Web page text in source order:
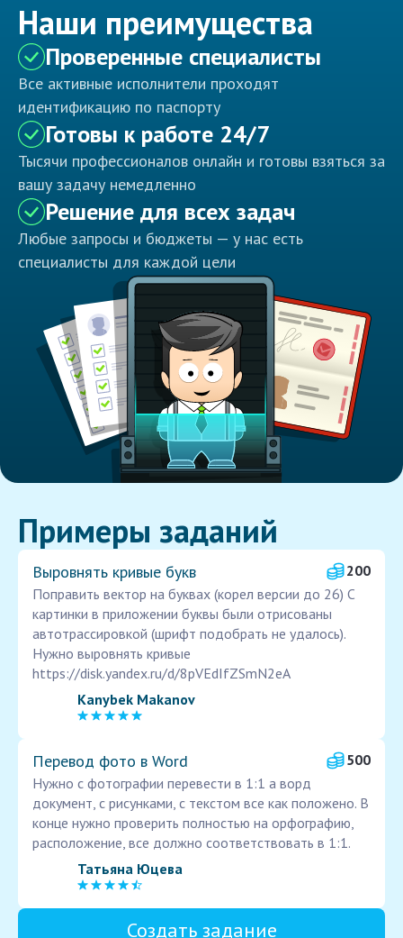
Наши преимущества
Проверенные специалисты
Все активные исполнители проходят
идентификацию по паспорту
Готовы к работе 24/7
Тысячи профессионалов онлайн и готовы взяться за
вашу задачу немедленно
Решение для всех задач
Любые запросы и бюджеты — у нас есть
специалисты для каждой цели
Примеры заданий
Выровнять кривые букв
200
Поправить вектор на буквах (корел версии до 26) С
картинки в приложении буквы были отрисованы
автотрассировкой (шрифт подобрать не удалось).
Нужно выровнять кривые
https://disk.yandex.ru/d/8pVEdIfZSmN2eA
Kanybek Makanov
Перевод фото в Word
500
Нужно с фотографии перевести в 1:1 а ворд
документ, с рисунками, с текстом все как положено. В
конце нужно проверить полностью на орфографию,
расположение, все должно соответствовать в 1:1.
Татьяна Юцева
Создать задание